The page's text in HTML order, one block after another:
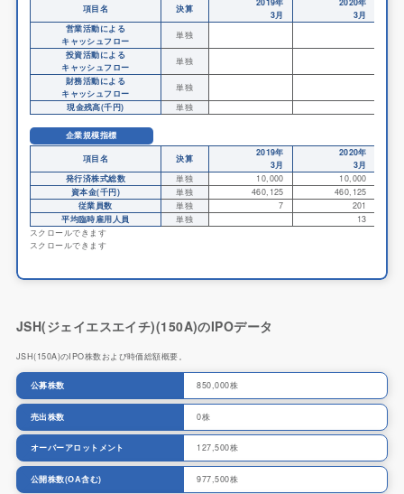
項目名
決算
3月
3月
営業活動による
キャッシュフロー
単独
投資活動による
キャッシュフロー
単独
財務活動による
キャッシュフロー
単独
現金残高(千円)
単独
企業規模指標
項目名
決算
2019年
3月
2020年
3月
発行済株式総数
単独 10,000
10,000
資本金(千円)
単独 460,125
460,125
従業員数
単独 7
201
平均臨時雇用人員
単独
13
スクロールできます
スクロールできます
JSH(ジェイエスエイチ)(150A)のIPOデータ
JSH(150A)のIPO株数および時価総額概要。
公募株数 850,000株
売出株数 0株
オーバーアロットメント 127,500株
公開株数(OA含む) 977,500株